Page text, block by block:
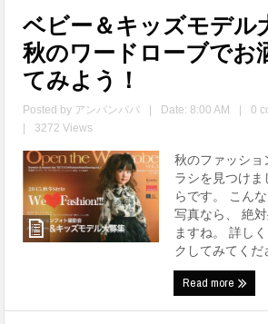
ベビー＆キッズモデ
秋のワードローブでお
てみよう！
Posted by アンパンパパ Date: 8:00 AM
0
3272 Views
秋のファッショ
ラシを見つけ
らです。 こん
写真なら、 絶
ますね。 詳し
クしてみてくだ
Read more